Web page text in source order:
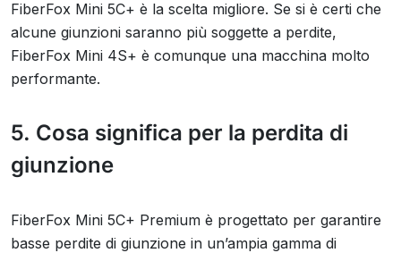
FiberFox Mini 5C+ è la scelta migliore. Se si è certi che
alcune giunzioni saranno più soggette a perdite,
FiberFox Mini 4S+ è comunque una macchina molto
performante.
5. Cosa significa per la perdita di
giunzione
FiberFox Mini 5C+ Premium è progettato per garantire
basse perdite di giunzione in un’ampia gamma di